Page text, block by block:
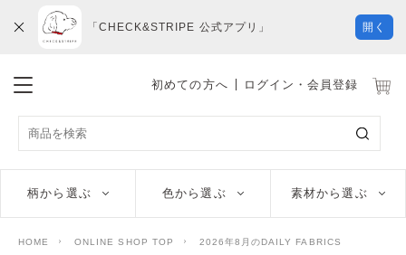
柄から選ぶ 色から選ぶ 素材から選ぶ
HOME ONLINE SHOP TOP
2026年8月のDAILY FABRICS
初めての方へ ログイン・会員登録
「CHECK&STRIPE 公式アプリ」 開く